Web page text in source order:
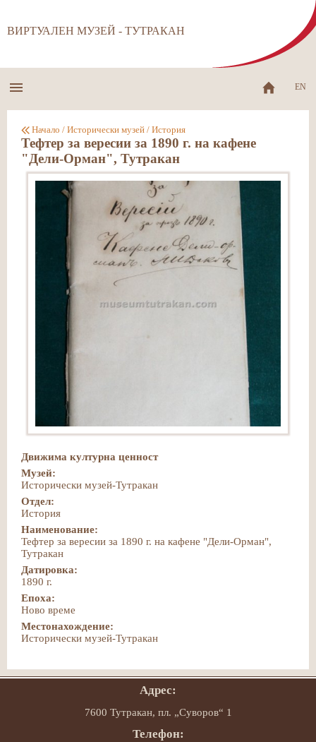
ВИРТУАЛЕН МУЗЕЙ - ТУТРАКАН
EN
Начало / Исторически музей / История
Тефтер за вересии за 1890 г. на кафене
"Дели-Орман", Тутракан
Движима културна ценност
Музей:
Исторически музей-Тутракан
Отдел:
История
Наименование:
Тефтер за вересии за 1890 г. на кафене "Дели-Орман",
Тутракан
Датировка:
1890 г.
Епоха:
Ново време
Местонахождение:
Исторически музей-Тутракан
Адрес:
7600 Тутракан, пл. „Суворов“ 1
Телефон: